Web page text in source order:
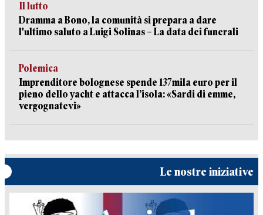
Il lutto
Dramma a Bono, la comunità si prepara a dare
l'ultimo saluto a Luigi Solinas – La data dei funerali
Polemica
Imprenditore bolognese spende 137mila euro per il
pieno dello yacht e attacca l’isola: «Sardi di emme,
vergognatevi»
Le nostre iniziative